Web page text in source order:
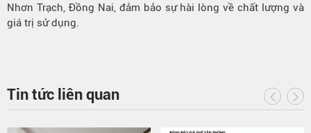
Nhơn Trạch, Đồng Nai, đảm bảo sự hài lòng về chất lượng và
giá trị sử dụng.
Tin tức liên quan